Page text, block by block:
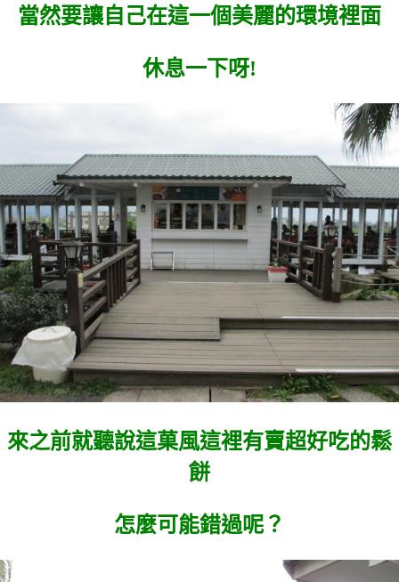
當然要讓自己在這一個美麗的環境裡面
休息一下呀!
來之前就聽說這菓風這裡有賣超好吃的鬆
餅
怎麼可能錯過呢？